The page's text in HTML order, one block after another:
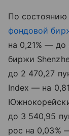
По состоянию
фондовой
на 0,21% — до
биржи
до 2 470,27
Index — на
до 3 540,95
рос на 0,03%